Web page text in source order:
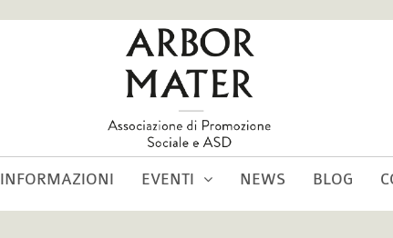
INFORMAZIONI EVENTI NEWS BLOG